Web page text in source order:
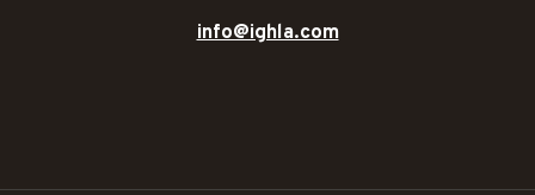
info@ighla.com